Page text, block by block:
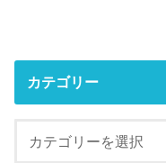
カテゴリー